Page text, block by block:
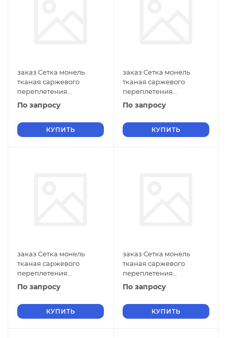
заказ Сетка монель
тканая саржевого
переплетения
двусторонняя
фильтровая 0,8х0,14 мм
ячейки
По запросу
КУПИТЬ
заказ Сетка монель
тканая саржевого
переплетения
двусторонняя
фильтровая 0,7х0,6 мм
ячейки
По запросу
КУПИТЬ
заказ Сетка монель
тканая саржевого
переплетения
двусторонняя
фильтровая 0,7х0,5 мм
ячейки
По запросу
КУПИТЬ
заказ Сетка монель
тканая саржевого
переплетения
двусторонняя
фильтровая 0,7х0,4 мм
ячейки
По запросу
КУПИТЬ